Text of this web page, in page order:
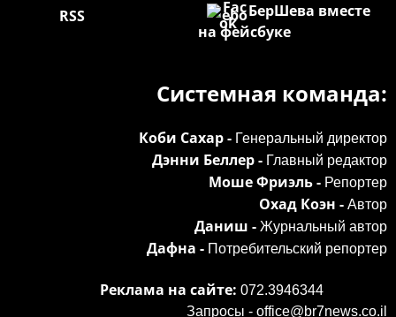
БерШева вместе
на фейсбуке
RSS
Системная команда:
Коби Сахар - Генеральный директор
Дэнни Беллер - Главный редактор
Моше Фриэль - Репортер
Охад Коэн - Автор
Даниш - Журнальный автор
Дафна - Потребительский репортер
Реклама на сайте: 072.3946344
Запросы - office@br7news.co.il